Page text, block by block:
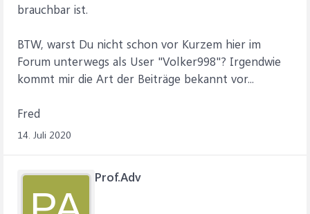
brauchbar ist.
BTW, warst Du nicht schon vor Kurzem hier im
Forum unterwegs als User "Volker998"? Irgendwie
kommt mir die Art der Beiträge bekannt vor...
Fred
14. Juli 2020
Prof.Adv